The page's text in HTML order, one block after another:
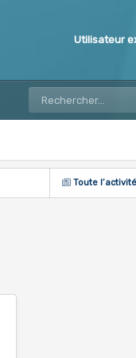
Utilisateur
Toute l’activité